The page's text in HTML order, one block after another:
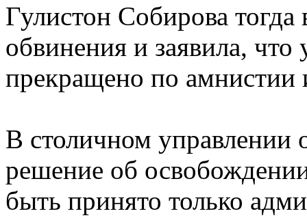
Гулистон Собирова тогда
обвинения и заявила,
прекращено по амнистии
В столичном управлении
решение об
быть принято только